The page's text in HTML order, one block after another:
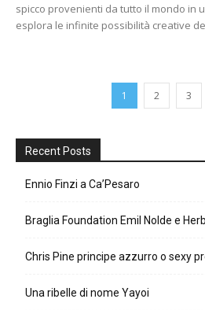
spicco provenienti da tutto il mondo in
esplora le infinite possibilità creative
1 2 3
Recent Posts
Ennio Finzi a Ca’Pesaro
Braglia Foundation Emil Nolde e
Chris Pine principe azzurro o sexy
Una ribelle di nome Yayoi